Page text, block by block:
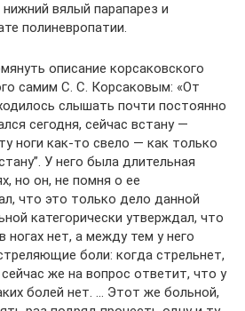
вялый парапарез и
полиневропатии.
описание корсаковского
самим С. С. Корсаковым: «От
слышать почти постоянно
сегодня, сейчас встану —
ноги как-то свело — как только
У него была длительная
но он, не помня о ее
что это только дело данной
категорически утверждал, что
ногах нет, а между тем у него
боли: когда стрельнет,
же на вопрос ответит, что у
болей нет. … Этот же больной,